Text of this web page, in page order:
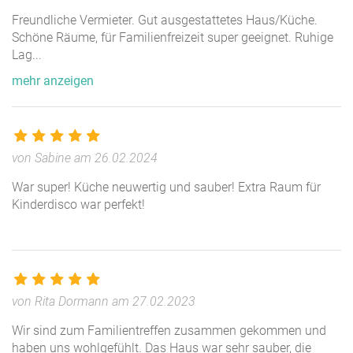
Bei Fragen oder Wünschen einfach kurz anrufen! Wir
freuen uns!
Verpflegung
Frühstück für Kinder unter 3 Jahren € 3,50
Mittagessen/Cateringservice ab € 6,00
Gerne sind wir bei der Organisation der Mahlzeiten
kostengünstig ins Haus liefern. Gerne sind wir auch bei
der Menüauswahl behilflich und können Ihnen bei
Bedarf entsprechende Rezepte zukommen lassen.
Zusätzliche Unterstützung bei Ihrer Anreise: Pauschale
Freundliche Vermieter. Gut ausgestattetes Haus/Küche.
Schöne Räume, für Familienfreizeit super geeignet. Ruhige
Lag
mehr anzeigen
von Sabine am 26.02.2024
War super! Küche neuwertig und sauber! Extra Raum für
Kinderdisco war perfekt!
von Rita Dormann am 27.02.2023
Wir sind zum Familientreffen zusammen gekommen und
haben uns wohlgefühlt. Das Haus war sehr sauber, die